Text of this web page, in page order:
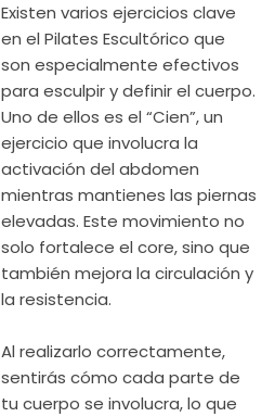
Existen varios ejercicios clave
en el Pilates Escultórico que
son especialmente efectivos
para esculpir y definir el cuerpo.
Uno de ellos es el “Cien”, un
ejercicio que involucra la
activación del abdomen
mientras mantienes las piernas
elevadas. Este movimiento no
solo fortalece el core, sino que
también mejora la circulación y
la resistencia.
Al realizarlo correctamente,
sentirás cómo cada parte de
tu cuerpo se involucra, lo que